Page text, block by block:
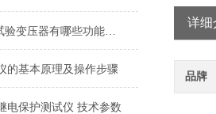
YDJ高压试验变压器有哪些功能及用途
的基本原理及操作步骤
电保护测试仪 技术参数
详细
品牌